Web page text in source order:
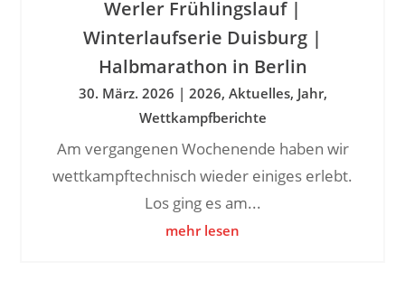
Werler Frühlingslauf |
Winterlaufserie Duisburg |
Halbmarathon in Berlin
30. März. 2026 | 2026, Aktuelles, Jahr,
Wettkampfberichte
Am vergangenen Wochenende haben wir
wettkampftechnisch wieder einiges erlebt.
Los ging es am...
mehr lesen